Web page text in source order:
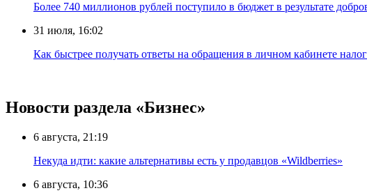
Более 740 миллионов рублей поступило в бюджет в результате
31 июля, 16:02
Как быстрее получать ответы на обращения в личном кабинете
Новости раздела «Бизнес»
6 августа, 21:19
Некуда идти: какие альтернативы есть у продавцов «Wildberries»
6 августа, 10:36